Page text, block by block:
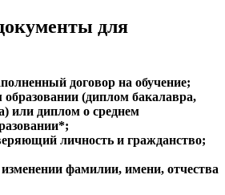
для
договор на обучение;
(диплом бакалавра,
или диплом о среднем
личность и гражданство;
фамилии, имени, отчества